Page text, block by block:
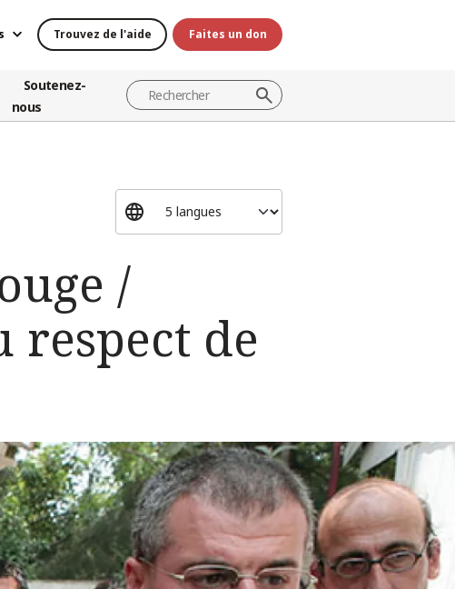
Trouvez de l'aide Faites un don
Soutenez-
nous
/
respect de